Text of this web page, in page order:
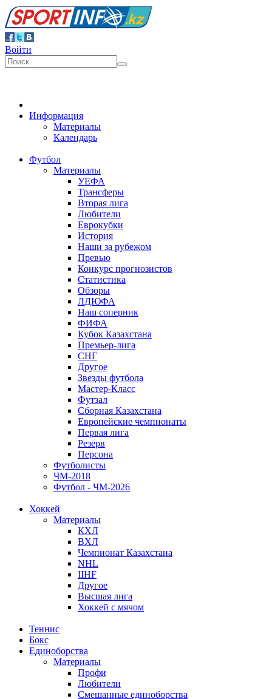
Войти
Информация
Материалы
Календарь
Футбол
Материалы
УЕФА
Трансферы
Вторая лига
Любители
Еврокубки
История
Наши за рубежом
Превью
Конкурс прогнозистов
Статистика
Обзоры
ЛДЮФА
Наш соперник
ФИФА
Кубок Казахстана
Премьер-лига
СНГ
Другое
Звезды футбола
Мастер-Класс
Футзал
Сборная Казахстана
Европейские чемпионаты
Первая лига
Резерв
Персона
Футболисты
ЧМ-2018
Футбол - ЧМ-2026
Хоккей
Материалы
КХЛ
ВХЛ
Чемпионат Казахстана
NHL
IIHF
Другое
Высшая лига
Хоккей с мячом
Теннис
Бокс
Единоборства
Материалы
Профи
Любители
Смешанные единоборства